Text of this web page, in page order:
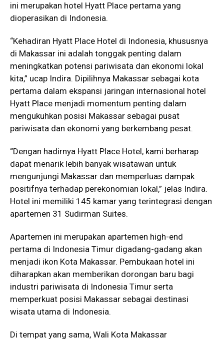
ini merupakan hotel Hyatt Place pertama yang
dioperasikan di Indonesia.
“Kehadiran Hyatt Place Hotel di Indonesia, khususnya
di Makassar ini adalah tonggak penting dalam
meningkatkan potensi pariwisata dan ekonomi lokal
kita,” ucap Indira. Dipilihnya Makassar sebagai kota
pertama dalam ekspansi jaringan internasional hotel
Hyatt Place menjadi momentum penting dalam
mengukuhkan posisi Makassar sebagai pusat
pariwisata dan ekonomi yang berkembang pesat.
“Dengan hadirnya Hyatt Place Hotel, kami berharap
dapat menarik lebih banyak wisatawan untuk
mengunjungi Makassar dan memperluas dampak
positifnya terhadap perekonomian lokal,” jelas Indira.
Hotel ini memiliki 145 kamar yang terintegrasi dengan
apartemen 31 Sudirman Suites.
Apartemen ini merupakan apartemen high-end
pertama di Indonesia Timur digadang-gadang akan
menjadi ikon Kota Makassar. Pembukaan hotel ini
diharapkan akan memberikan dorongan baru bagi
industri pariwisata di Indonesia Timur serta
memperkuat posisi Makassar sebagai destinasi
wisata utama di Indonesia.
Di tempat yang sama, Wali Kota Makassar